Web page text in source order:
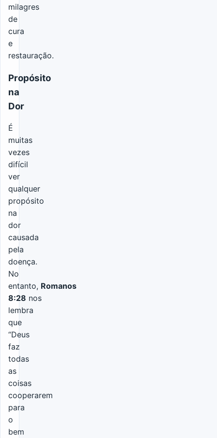
milagres
de
cura
e
restauração.
Propósito
na
Dor
É
muitas
vezes
difícil
ver
qualquer
propósito
na
dor
causada
pela
doença.
No
entanto, Romanos
8:28 nos
lembra
que
“Deus
faz
todas
as
coisas
cooperarem
para
o
bem